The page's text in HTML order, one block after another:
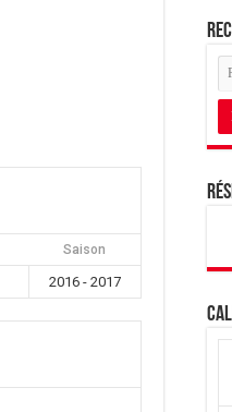
Saison
2016 - 2017